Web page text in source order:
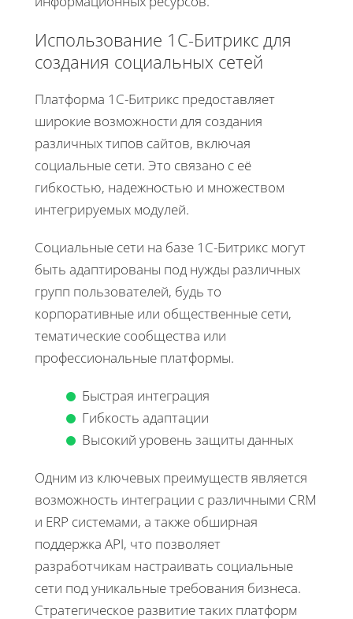
Использование 1С-Битрикс для
создания социальных сетей
Платформа 1С-Битрикс предоставляет
широкие возможности для создания
различных типов сайтов, включая
социальные сети. Это связано с её
гибкостью, надежностью и множеством
интегрируемых модулей.
Социальные сети на базе 1С-Битрикс могут
быть адаптированы под нужды различных
групп пользователей, будь то
корпоративные или общественные сети,
тематические сообщества или
профессиональные платформы.
Быстрая интеграция
Гибкость адаптации
Высокий уровень защиты данных
Одним из ключевых преимуществ является
возможность интеграции с различными CRM
и ERP системами, а также обширная
поддержка API, что позволяет
разработчикам настраивать социальные
сети под уникальные требования бизнеса.
Стратегическое развитие таких платформ